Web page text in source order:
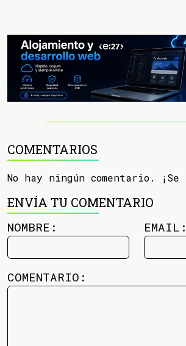
COMENTARIOS
No hay ningún comentario.
ENVÍA TU COMENTARIO
NOMBRE: EMAIL:
COMENTARIO: